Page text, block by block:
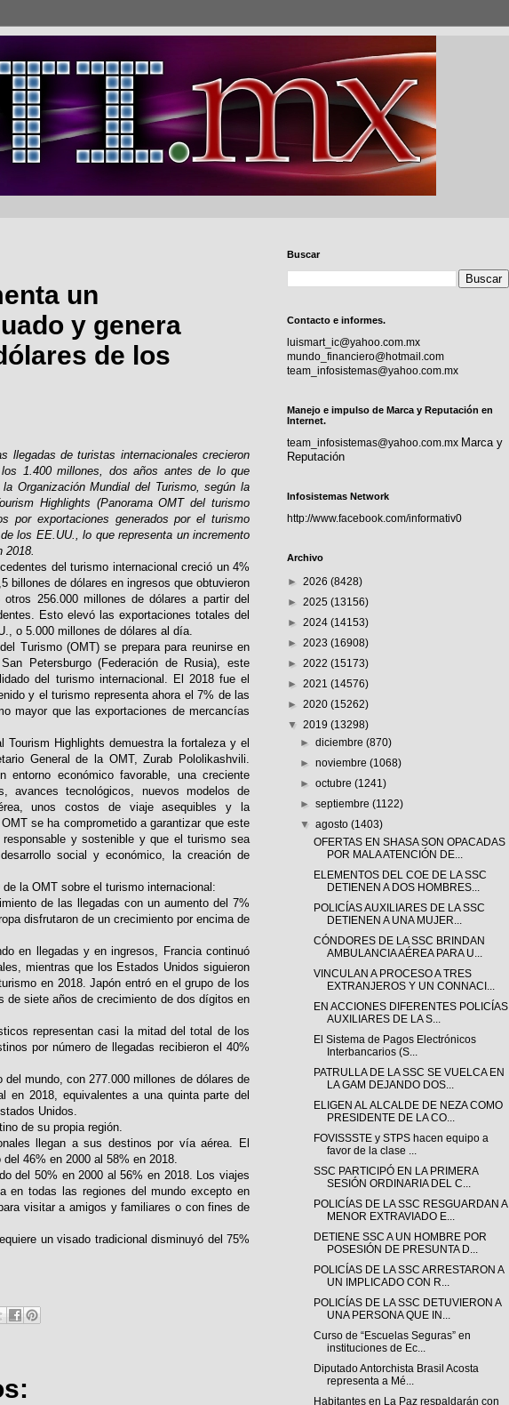
un
y genera
de los
llegadas de turistas internacionales crecieron
1.400 millones, dos años antes de lo que
Organización Mundial del Turismo, según la
Highlights (Panorama OMT del turismo
por exportaciones generados por el turismo
los EE.UU., lo que representa un incremento
2018.
del turismo internacional creció un 4%
billones de dólares en ingresos que obtuvieron
256.000 millones de dólares a partir del
Esto elevó las exportaciones totales del
o 5.000 millones de dólares al día.
Turismo (OMT) se prepara para reunirse en
Petersburgo (Federación de Rusia), este
del turismo internacional. El 2018 fue el
y el turismo representa ahora el 7% de las
mayor que las exportaciones de mercancías
Tourism Highlights demuestra la fortaleza y el
General de la OMT, Zurab Pololikashvili.
entorno económico favorable, una creciente
avances tecnológicos, nuevos modelos de
unos costos de viaje asequibles y la
se ha comprometido a garantizar que este
y sostenible y que el turismo sea
social y económico, la creación de
la OMT sobre el turismo internacional:
de las llegadas con un aumento del 7%
disfrutaron de un crecimiento por encima de
en llegadas y en ingresos, Francia continuó
mientras que los Estados Unidos siguieron
en 2018. Japón entró en el grupo de los
de siete años de crecimiento de dos dígitos en
representan casi la mitad del total de los
por número de llegadas recibieron el 40%
mundo, con 277.000 millones de dólares de
en 2018, equivalentes a una quinta parte del
Unidos.
de su propia región.
llegan a sus destinos por vía aérea. El
46% en 2000 al 58% en 2018.
del 50% en 2000 al 56% en 2018. Los viajes
en todas las regiones del mundo excepto en
visitar a amigos y familiares o con fines de
un visado tradicional disminuyó del 75%
Buscar
Contacto e informes.
luismart_ic@yahoo.com.mx
mundo_financiero@hotmail.com
team_infosistemas@yahoo.com.mx
Manejo e impulso de Marca y Reputación en
Internet.
team_infosistemas@yahoo.com.mx Marca y
Reputación
Infosistemas Network
http://www.facebook.com/informativ0
Archivo
► 2026 (8428)
► 2025 (13156)
► 2024 (14153)
► 2023 (16908)
► 2022 (15173)
► 2021 (14576)
► 2020 (15262)
▼ 2019 (13298)
►diciembre(870)
►noviembre(1068)
►octubre(1241)
►septiembre(1122)
▼agosto(1403)
OFERTAS EN SHASA SON OPACADAS
POR MALA ATENCIÓN DE...
ELEMENTOS DEL COE DE LA SSC
DETIENEN A DOS HOMBRES...
POLICÍAS AUXILIARES DE LA SSC
DETIENEN A UNA MUJER...
CÓNDORES DE LA SSC BRINDAN
AMBULANCIA AÉREA PARA U...
VINCULAN A PROCESO A TRES
EXTRANJEROS Y UN CONNACI...
EN ACCIONES DIFERENTES POLICÍAS
AUXILIARES DE LA S...
El Sistema de Pagos Electrónicos
Interbancarios (S...
PATRULLA DE LA SSC SE VUELCA EN
LA GAM DEJANDO DOS...
ELIGEN AL ALCALDE DE NEZA COMO
PRESIDENTE DE LA CO...
FOVISSSTE y STPS hacen equipo a
favor de la clase ...
SSC PARTICIPÓ EN LA PRIMERA
SESIÓN ORDINARIA DEL C...
POLICÍAS DE LA SSC RESGUARDAN A
MENOR EXTRAVIADO E...
DETIENE SSC A UN HOMBRE POR
POSESIÓN DE PRESUNTA D...
POLICÍAS DE LA SSC ARRESTARON A
UN IMPLICADO CON R...
POLICÍAS DE LA SSC DETUVIERON A
UNA PERSONA QUE IN...
Curso de “Escuelas Seguras” en
instituciones de Ec...
Diputado Antorchista Brasil Acosta
representa a Mé...
Habitantes en La Paz respaldarán con